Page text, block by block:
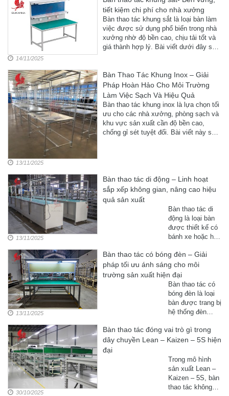
...
kỹ thuật chính
xác, khoa học và
an toàn hơn. Bài
viết này sẽ giúp
bạn hiểu rõ cấu
tiết kiệm chi phí cho nhà xưởng
14/11/2025
Bàn thao tác khung sắt là loại bàn làm
việc được sử dụng phổ biến trong nhà
xưởng nhờ độ bền cao, chịu tải tốt và
giá thành hợp lý. Bài viết dưới đây sẽ
Bàn Thao Tác Khung Inox – Giải
Pháp Hoàn Hảo Cho Môi Trường
Làm Việc Sạch Và Hiệu Quả
13/11/2025
Bàn thao tác khung inox là lựa chọn tối
ưu cho các nhà xưởng, phòng sạch và
khu vực sản xuất cần độ bền cao,
chống gỉ sét tuyệt đối. Bài viết này sẽ
Bàn thao tác di động – Linh hoạt
sắp xếp không gian, nâng cao hiệu
quả sản xuất
13/11/2025
Bàn thao tác di
động là loại bàn
được thiết kế có
bánh xe hoặc hệ
hoạt, giúp dễ
dàng di chuyển
trong nhà xưởng,
phục vụ các công
đoạn lắp ráp,
kiểm tra hoặc
đóng gói ở nhiều
...
Bàn thao tác có bóng đèn – Giải
pháp tối ưu ánh sáng cho môi
trường sản xuất hiện đại
13/11/2025
Bàn thao tác có
bóng đèn là loại
bàn được trang bị
hệ thống đèn
tiếp trên khung
hoặc giá đỡ, giúp
sát chi tiết sản
phẩm rõ hơn
trong quá trình
lắp ráp, kiểm tra,
Bàn thao tác đóng vai trò gì trong
dây chuyền Lean – Kaizen – 5S hiện
đại
30/10/2025
Trong mô hình
sản xuất Lean –
Kaizen – 5S, bàn
thao tác không